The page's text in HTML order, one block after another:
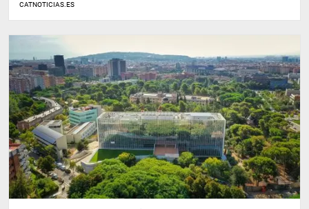
CATNOTICIAS.ES